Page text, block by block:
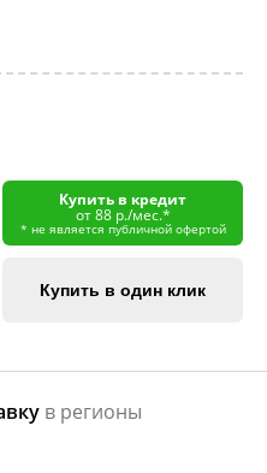
Купить в кредит
от 88 р./мес.*
* не является публичной офертой
Купить в один клик
в регионы